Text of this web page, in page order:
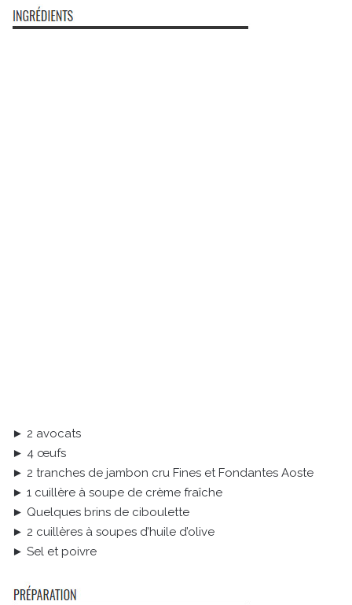
► 2 avocats
► 4 œufs
► 2 tranches de jambon cru Fines et Fondantes Aoste
► 1 cuillère à soupe de crème fraîche
► Quelques brins de ciboulette
► 2 cuillères à soupes d’huile d’olive
► Sel et poivre